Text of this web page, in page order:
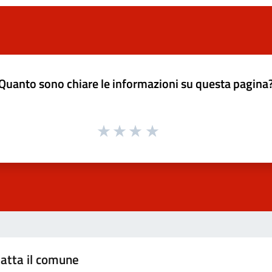
sono chiare le informazioni su questa
il comune